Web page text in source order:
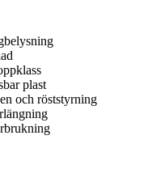
plast
och röststyrning